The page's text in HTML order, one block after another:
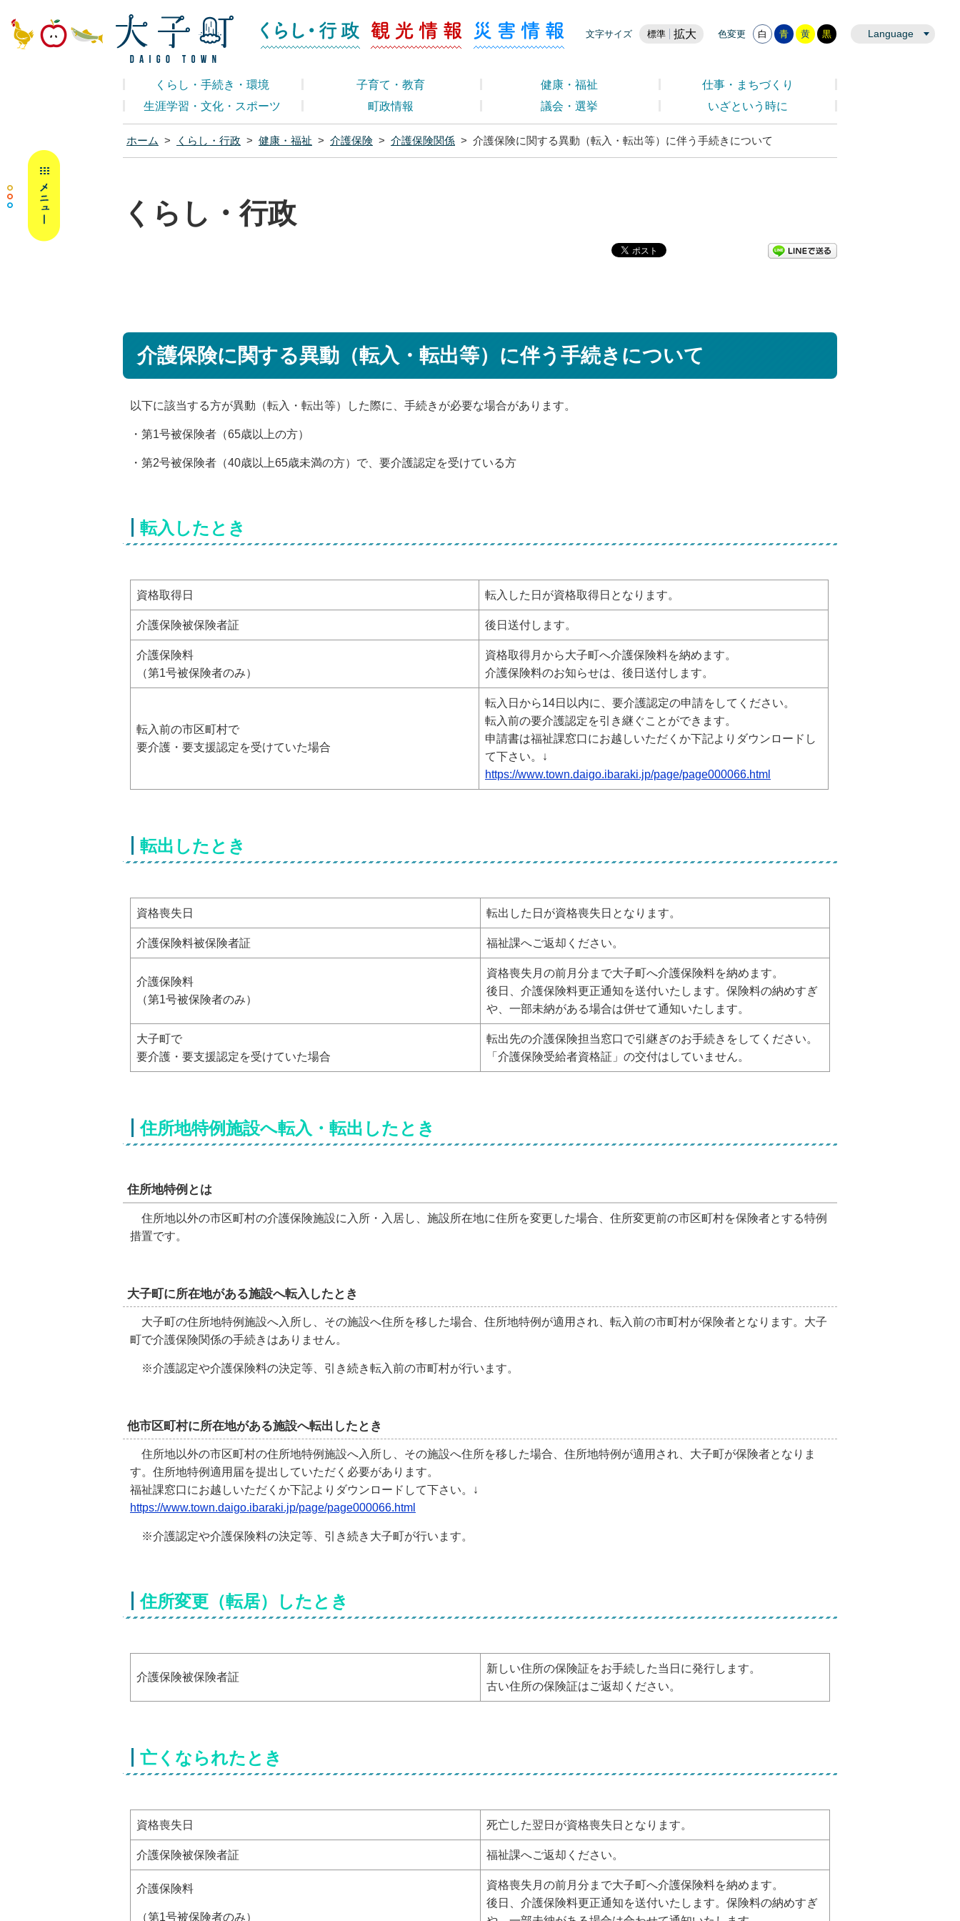
大子町ホームページ くらし・行政
文字サイズ 標準 拡大 色変更 白 青 黄 黒 Language
くらし・行政 観光情報 災害情報
くらし・手続き・環境 子育て・教育 健康・福祉
仕事・まちづくり
生涯学習・文化・スポーツ
町政情報 議会・選挙 いざという時に
ホーム > くらし・行政 > 健康・福祉 > 介護保険 > 介護保険関係 > 介護保険に関する異動（転入・転出等）に伴う手続きについて
くらし・行政
介護保険に関する異動（転入・転出等）に伴う手続きについて
以下に該当する方が異動（転入・転出等）した際に、手続きが必要な場合があります。
・第1号被保険者（65歳以上の方）
・第2号被保険者（40歳以上65歳未満の方）で、要介護認定を受けている方
転入したとき
資格取得日 転入した日が資格取得日となります。
介護保険被保険者証 後日送付します。
介護保険料
（第1号被保険者のみ）
資格取得月から大子町へ介護保険料を納めます。
介護保険料のお知らせは、後日送付します。
転入前の市区町村で
要介護・要支援認定を受けていた場合
転入日から14日以内に、要介護認定の申請をしてください。
転入前の要介護認定を引き継ぐことができます。
申請書は福祉課窓口にお越しいただくか下記よりダウンロードし
て下さい。↓
https://www.town.daigo.ibaraki.jp/page/page000066.html
転出したとき
資格喪失日 転出した日が資格喪失日となります。
介護保険料被保険者証 福祉課へご返却ください。
介護保険料
（第1号被保険者のみ）
資格喪失月の前月分まで大子町へ介護保険料を納めます。
後日、介護保険料更正通知を送付いたします。保険料の納めすぎ
や、一部未納がある場合は併せて通知いたします。
大子町で
要介護・要支援認定を受けていた場合
転出先の介護保険担当窓口で引継ぎのお手続きをしてください。
「介護保険受給者資格証」の交付はしていません。
住所地特例施設へ転入・転出したとき
住所地特例とは
住所地以外の市区町村の介護保険施設に入所・入居し、施設所在地に住所を変更した場合、住所変更前の市区町村を保険者とする特例
措置です。
大子町に所在地がある施設へ転入したとき
大子町の住所地特例施設へ入所し、その施設へ住所を移した場合、住所地特例が適用され、転入前の市町村が保険者となります。大子
町で介護保険関係の手続きはありません。
※介護認定や介護保険料の決定等、引き続き転入前の市町村が行います。
他市区町村に所在地がある施設へ転出したとき
住所地以外の市区町村の住所地特例施設へ入所し、その施設へ住所を移した場合、住所地特例が適用され、大子町が保険者となりま
す。住所地特例適用届を提出していただく必要があります。
福祉課窓口にお越しいただくか下記よりダウンロードして下さい。↓
https://www.town.daigo.ibaraki.jp/page/page000066.html
※介護認定や介護保険料の決定等、引き続き大子町が行います。
住所変更（転居）したとき
介護保険被保険者証
新しい住所の保険証をお手続した当日に発行します。
古い住所の保険証はご返却ください。
亡くなられたとき
資格喪失日 死亡した翌日が資格喪失日となります。
介護保険被保険者証 福祉課へご返却ください。
介護保険料
（第1号被保険者のみ）
資格喪失月の前月分まで大子町へ介護保険料を納めます。
後日、介護保険料更正通知を送付いたします。保険料の納めすぎ